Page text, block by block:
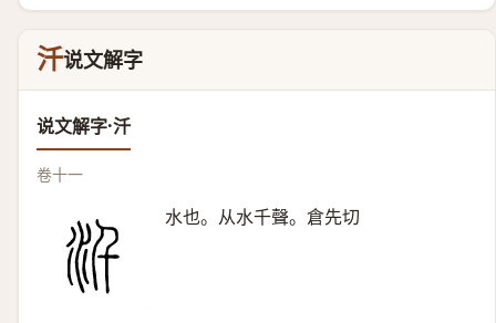
汘说文解字
说文解字·汘
卷十一
水也。从水千聲。倉先切